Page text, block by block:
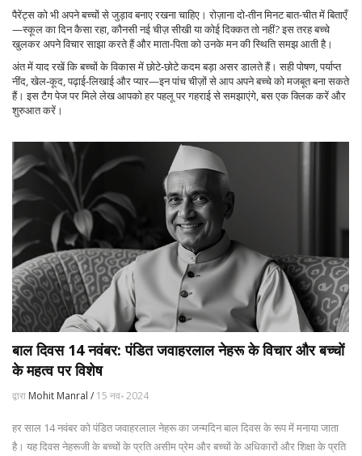
पैरेंट्स को भी अपने बच्चों से जुड़ाव बनाए रखना चाहिए। रोज़ाना दो‑तीन मिनट बात-चीत में बिताएँ
—स्कूल का दिन कैसा रहा, कौनसी नई चीज़ सीखी या कोई दिक्कत तो नहीं? इस तरह बच्चे
खुलकर अपने विचार साझा करते हैं और माता‑पिता को उनके मन की स्थिति समझ आती है।
अंत में याद रखें कि बच्चों के विकास में छोटे‑छोटे कदम बड़ा असर डालते हैं। सही पोषण, पर्याप्त
नींद, खेल‑कूद, पढ़ाई‑लिखाई और प्यार—इन पांच चीज़ों से आप अपने बच्चे को मजबूत बना सकते
हैं। इस टैग पेज पर मिले लेख आपको हर पहलू पर गहराई से समझाएंगे, बस एक क्लिक करें और
शुरुआत करें।
बाल दिवस 14 नवंबर: पंडित जवाहरलाल नेहरू के विचार और बच्चों
के महत्व पर विशेष
द्वारा Mohit Manral / 15 नव॰ 2024
हर साल 14 नवंबर को पंडित जवाहरलाल नेहरू का जन्मदिन बाल दिवस के रूप में मनाया जाता
है। यह दिवस नेहरूजी के बच्चों के प्रति असीम प्रेम और बच्चों के अधिकारों और शिक्षा के प्रति